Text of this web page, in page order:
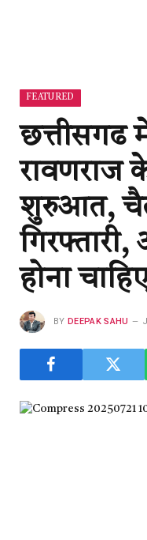
FEATURED
रावणराज
शुरुआत,
होना
BY DEEPAK SAHU